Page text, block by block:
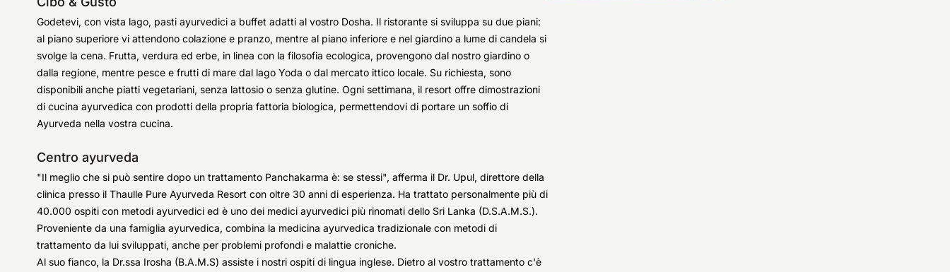
Godetevi, con vista lago, pasti ayurvedici a buffet adatti al vostro Dosha. Il ristorante si sviluppa su due piani:
al piano superiore vi attendono colazione e pranzo, mentre al piano inferiore e nel giardino a lume di candela si
svolge la cena. Frutta, verdura ed erbe, in linea con la filosofia ecologica, provengono dal nostro giardino o
dalla regione, mentre pesce e frutti di mare dal lago Yoda o dal mercato ittico locale. Su richiesta, sono
disponibili anche piatti vegetariani, senza lattosio o senza glutine. Ogni settimana, il resort offre dimostrazioni
di cucina ayurvedica con prodotti della propria fattoria biologica, permettendovi di portare un soffio di
Ayurveda nella vostra cucina.
Centro ayurveda
"Il meglio che si può sentire dopo un trattamento Panchakarma è: se stessi", afferma il Dr. Upul, direttore della
clinica presso il Thaulle Pure Ayurveda Resort con oltre 30 anni di esperienza. Ha trattato personalmente più di
40.000 ospiti con metodi ayurvedici ed è uno dei medici ayurvedici più rinomati dello Sri Lanka (D.S.A.M.S.).
Proveniente da una famiglia ayurvedica, combina la medicina ayurvedica tradizionale con metodi di
trattamento da lui sviluppati, anche per problemi profondi e malattie croniche.
Al suo fianco, la Dr.ssa Irosha (B.A.M.S) assiste i nostri ospiti di lingua inglese. Dietro al vostro trattamento c'è